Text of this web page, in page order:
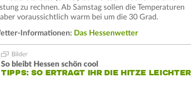
zu rechnen. Ab Samstag sollen die Temperaturen
voraussichtlich warm bei um die 30 Grad.
Informationen: Das Hessenwetter
So bleibt Hessen schön cool
TIPPS: SO ERTRAGT IHR DIE HITZE LEICHTER